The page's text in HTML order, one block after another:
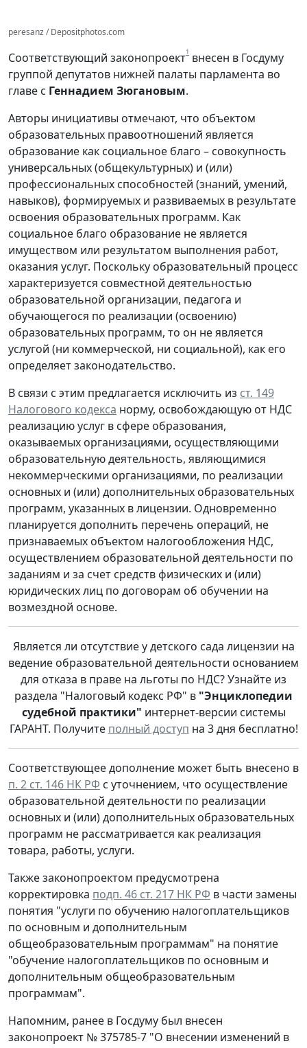
peresanz / Depositphotos.com
Соответствующий законопроект1 внесен в Госдуму
группой депутатов нижней палаты парламента во
главе с Геннадием Зюгановым.
Авторы инициативы отмечают, что объектом
образовательных правоотношений является
образование как социальное благо – совокупность
универсальных (общекультурных) и (или)
профессиональных способностей (знаний, умений,
навыков), формируемых и развиваемых в результате
освоения образовательных программ. Как
социальное благо образование не является
имуществом или результатом выполнения работ,
оказания услуг. Поскольку образовательный процесс
характеризуется совместной деятельностью
образовательной организации, педагога и
обучающегося по реализации (освоению)
образовательных программ, то он не является
услугой (ни коммерческой, ни социальной), как его
определяет законодательство.
В связи с этим предлагается исключить из ст. 149
Налогового кодекса норму, освобождающую от НДС
реализацию услуг в сфере образования,
оказываемых организациями, осуществляющими
образовательную деятельность, являющимися
некоммерческими организациями, по реализации
основных и (или) дополнительных образовательных
программ, указанных в лицензии. Одновременно
планируется дополнить перечень операций, не
признаваемых объектом налогообложения НДС,
осуществлением образовательной деятельности по
заданиям и за счет средств физических и (или)
юридических лиц по договорам об обучении на
возмездной основе.
Является ли отсутствие у детского сада лицензии на
ведение образовательной деятельности основанием
для отказа в праве на льготы по НДС? Узнайте из
раздела "Налоговый кодекс РФ" в "Энциклопедии
судебной практики" интернет-версии системы
ГАРАНТ. Получите полный доступ на 3 дня бесплатно!
Соответствующее дополнение может быть внесено в
п. 2 ст. 146 НК РФ с уточнением, что осуществление
образовательной деятельности по реализации
основных и (или) дополнительных образовательных
программ не рассматривается как реализация
товара, работы, услуги.
Также законопроектом предусмотрена
корректировка подп. 46 ст. 217 НК РФ в части замены
понятия "услуги по обучению налогоплательщиков
по основным и дополнительным
общеобразовательным программам" на понятие
"обучение налогоплательщиков по основным и
дополнительным общеобразовательным
программам".
Напомним, ранее в Госдуму был внесен
законопроект № 375785-7 "О внесении изменений в